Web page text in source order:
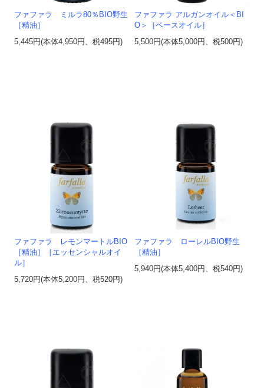
ファファラ ミルラ80％BIO野生
［精油］
5,445円(本体4,950円、税495円)
ファファラ アルガンオイル＜BI
O＞［ベースオイル］
5,500円(本体5,000円、税500円)
ファファラ レモンマートルBIO
［精油］［エッセンシャルオイ
ル］
5,720円(本体5,200円、税520円)
ファファラ ローレルBIO野生
［精油］
5,940円(本体5,400円、税540円)